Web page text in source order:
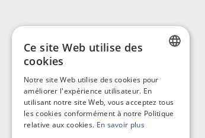
FRENCH
Ce site Web utilise des
cookies
Notre site Web utilise des cookies pour
améliorer l'expérience utilisateur. En
utilisant notre site Web, vous acceptez tous
les cookies conformément à notre Politique
relative aux cookies. En savoir plus